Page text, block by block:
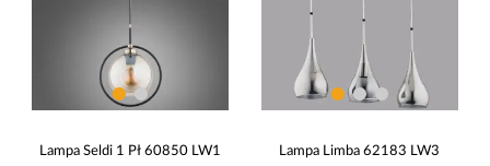
Lampa Seldi 1 Pł 60850 LW1 Lampa Limba 62183 LW3